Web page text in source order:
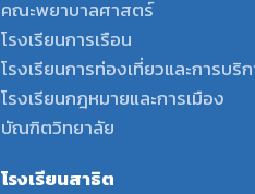
คณะพยาบาลศาสตร์
โรงเรียนการเรือน
โรงเรียนการท่องเที่ยวและการบริ
โรงเรียนกฎหมายและการเมือง
บัณฑิตวิทยาลัย
โรงเรียนสาธิต